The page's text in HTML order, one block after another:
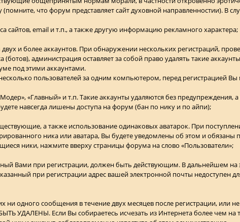
что форум представляет сайт духовной направленностии). В
сайтов, email и т.п., а также другую информацию рекламного характера;
и более аккаунтов. При обнаружении нескольких регистраций,
администрация оставляет за собой право удалять такие
под этими аккаунтами.
пользователей за одним компьютером, перед регистрацией
«Главный» и т.п. Такие аккаунты удаляются без предупреждения,
навсегда лишены доступа на форум (бан по нику и по айпи);
а также использование одинаковых аватарок. При
ника или аватара, Вы будете уведомлены об этом и обязаны
ники, нажмите вверху страницы форума на слово «Пользователи»;
Вами при регистрации, должен быть действующим. В дальнейшем на
при регистрации адрес вашей электронной почты недоступен
ни одного сообщения в течение двух месяцев после регистрации, или
УДАЛЕНЫ. Если Вы собираетесь исчезать из Интернета более чем на